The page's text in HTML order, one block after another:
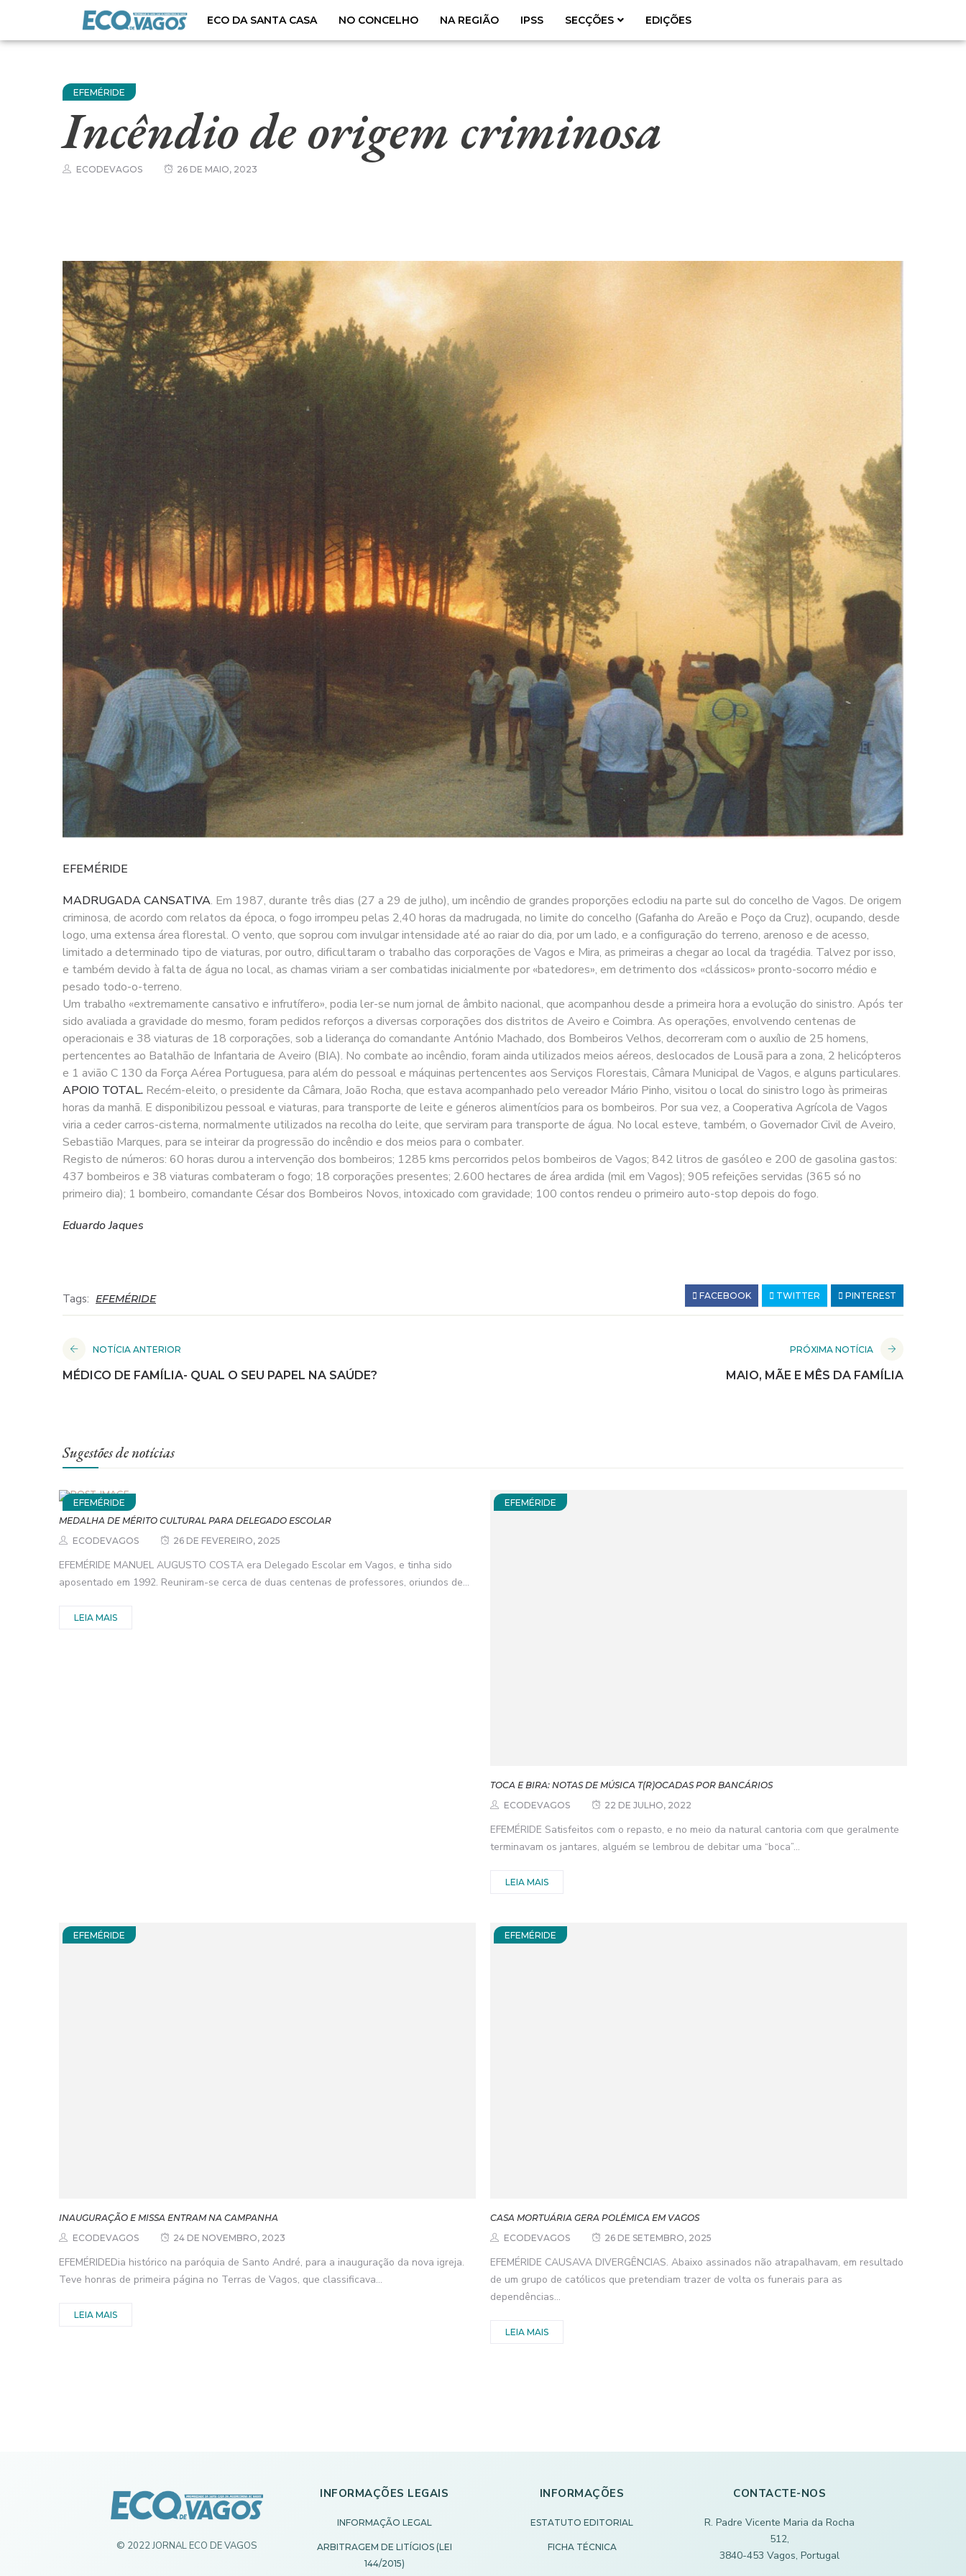
ECO DA SANTA CASA NO CONCELHO NA REGIÃO IPSS SECÇÕES EDIÇÕES
EFEMÉRIDE
Incêndio de origem criminosa
ECODEVAGOS 26 DE MAIO, 2023
EFEMÉRIDE
MADRUGADA CANSATIVA. Em 1987, durante três dias (27 a 29 de julho), um incêndio de grandes proporções eclodiu na parte sul do concelho de Vagos. De origem
criminosa, de acordo com relatos da época, o fogo irrompeu pelas 2,40 horas da madrugada, no limite do concelho (Gafanha do Areão e Poço da Cruz), ocupando, desde
logo, uma extensa área florestal. O vento, que soprou com invulgar intensidade até ao raiar do dia, por um lado, e a configuração do terreno, arenoso e de acesso,
limitado a determinado tipo de viaturas, por outro, dificultaram o trabalho das corporações de Vagos e Mira, as primeiras a chegar ao local da tragédia. Talvez por isso,
e também devido à falta de água no local, as chamas viriam a ser combatidas inicialmente por «batedores», em detrimento dos «clássicos» pronto-socorro médio e
pesado todo-o-terreno.
Um trabalho «extremamente cansativo e infrutífero», podia ler-se num jornal de âmbito nacional, que acompanhou desde a primeira hora a evolução do sinistro. Após ter
sido avaliada a gravidade do mesmo, foram pedidos reforços a diversas corporações dos distritos de Aveiro e Coimbra. As operações, envolvendo centenas de
operacionais e 38 viaturas de 18 corporações, sob a liderança do comandante António Machado, dos Bombeiros Velhos, decorreram com o auxílio de 25 homens,
pertencentes ao Batalhão de Infantaria de Aveiro (BIA). No combate ao incêndio, foram ainda utilizados meios aéreos, deslocados de Lousã para a zona, 2 helicópteros
e 1 avião C 130 da Força Aérea Portuguesa, para além do pessoal e máquinas pertencentes aos Serviços Florestais, Câmara Municipal de Vagos, e alguns particulares.
APOIO TOTAL. Recém-eleito, o presidente da Câmara, João Rocha, que estava acompanhado pelo vereador Mário Pinho, visitou o local do sinistro logo às primeiras
horas da manhã. E disponibilizou pessoal e viaturas, para transporte de leite e géneros alimentícios para os bombeiros. Por sua vez, a Cooperativa Agrícola de Vagos
viria a ceder carros-cisterna, normalmente utilizados na recolha do leite, que serviram para transporte de água. No local esteve, também, o Governador Civil de Aveiro,
Sebastião Marques, para se inteirar da progressão do incêndio e dos meios para o combater.
Registo de números: 60 horas durou a intervenção dos bombeiros; 1285 kms percorridos pelos bombeiros de Vagos; 842 litros de gasóleo e 200 de gasolina gastos:
437 bombeiros e 38 viaturas combateram o fogo; 18 corporações presentes; 2.600 hectares de área ardida (mil em Vagos); 905 refeições servidas (365 só no
primeiro dia); 1 bombeiro, comandante César dos Bombeiros Novos, intoxicado com gravidade; 100 contos rendeu o primeiro auto-stop depois do fogo.
Eduardo Jaques
Tags: EFEMÉRIDE FACEBOOK TWITTER PINTEREST
NOTÍCIA ANTERIOR
MÉDICO DE FAMÍLIA- QUAL O SEU PAPEL NA SAÚDE?
PRÓXIMA NOTÍCIA
MAIO, MÃE E MÊS DA FAMÍLIA
Sugestões de notícias
EFEMÉRIDE
MEDALHA DE MÉRITO CULTURAL PARA DELEGADO ESCOLAR
ECODEVAGOS
26 DE FEVEREIRO, 2025
EFEMÉRIDE MANUEL AUGUSTO COSTA era Delegado Escolar em Vagos, e tinha sido
aposentado em 1992. Reuniram-se cerca de duas centenas de professores, oriundos de...
LEIA MAIS
EFEMÉRIDE
TOCA E BIRA: NOTAS DE MÚSICA T(R)OCADAS POR BANCÁRIOS
ECODEVAGOS
22 DE JULHO, 2022
EFEMÉRIDE Satisfeitos com o repasto, e no meio da natural cantoria com que geralmente
terminavam os jantares, alguém se lembrou de debitar uma “boca”...
LEIA MAIS
EFEMÉRIDE
INAUGURAÇÃO E MISSA ENTRAM NA CAMPANHA
ECODEVAGOS
24 DE NOVEMBRO, 2023
EFEMÉRIDEDia histórico na paróquia de Santo André, para a inauguração da nova igreja.
Teve honras de primeira página no Terras de Vagos, que classificava...
LEIA MAIS
EFEMÉRIDE
CASA MORTUÁRIA GERA POLÉMICA EM VAGOS
ECODEVAGOS
26 DE SETEMBRO, 2025
EFEMÉRIDE CAUSAVA DIVERGÊNCIAS. Abaixo assinados não atrapalhavam, em resultado
de um grupo de católicos que pretendiam trazer de volta os funerais para as
dependências...
LEIA MAIS
© 2022 JORNAL ECO DE VAGOS
INFORMAÇÕES LEGAIS
INFORMAÇÃO LEGAL
ARBITRAGEM DE LITÍGIOS (LEI
144/2015)
INFORMAÇÕES
ESTATUTO EDITORIAL
FICHA TÉCNICA
CONTACTE-NOS
R. Padre Vicente Maria da Rocha
512,
3840-453 Vagos, Portugal